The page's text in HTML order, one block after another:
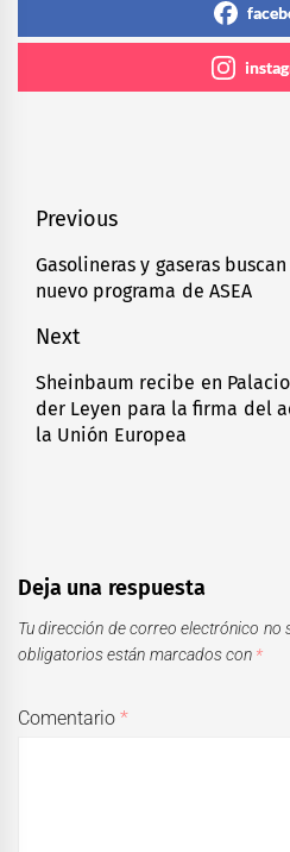
Navegación
de
entradas
Previous
Previous
post:
Gasolineras y gaseras
nuevo programa de ASEA
Next
Next
post:
Sheinbaum recibe en
der Leyen para la firma del
la Unión Europea
Deja una respuesta
Tu dirección de correo electrónico no
obligatorios están marcados con *
Comentario*